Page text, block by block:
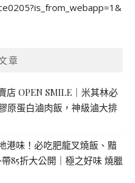
章
店 OPEN SMILE｜米其林必
原蛋白滷肉飯，神級滷大排
港味！必吃肥龍叉燒飯、黯
85折大公開｜極之好味 燒臘